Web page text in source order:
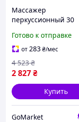
Массажер
перкуссионный 30
тела черный
GR-5935
Готово к отправке
от283₴/мес
2 827₴
4 523 ₴
Купить
GoMarket